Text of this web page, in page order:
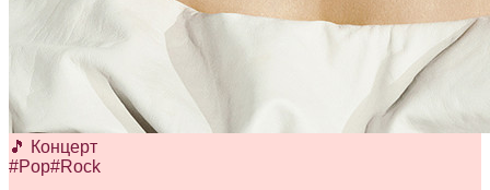
🎵 Концерт
#Pop#Rock